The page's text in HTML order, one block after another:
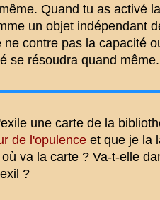
Quand tu as activé
un objet indépendant
ne contre pas la capacité
se résoudra quand même.
une carte de la
de l'opulence et que je la
va la carte ? Va-t-elle
?